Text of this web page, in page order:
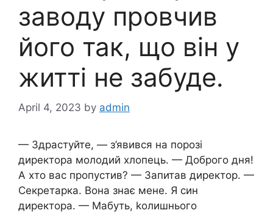
заводу провчив
його так, що він у
житті не забуде.
April 4, 2023 by admin
— Здрастуйте, — з’явився на порозі
директора молодий хлопець. — Доброго дня!
А хто вас пропустив? — Запитав директор. —
Секретарка. Вона знає мене. Я син
директора. — Мабуть, kолишнього